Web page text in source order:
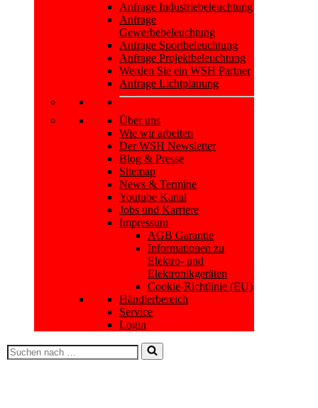
Anfrage Industriebeleuchtung
Anfrage
Gewerbebeleuchtung
Anfrage Sportbeleuchtung
Anfrage Projektbeleuchtung
Werden Sie ein WSH Partner
Anfrage Lichtplanung
Über uns
Wie wir arbeiten
Der WSH Newsletter
Blog & Presse
Sitemap
News & Termine
Youtube Kanal
Jobs und Karriere
Impressum
AGB Garantie
Informationen zu
Elektro- und
Elektronikgeräten
Cookie-Richtlinie (EU)
Händlerbereich
Service
Login
Suchen
nach …